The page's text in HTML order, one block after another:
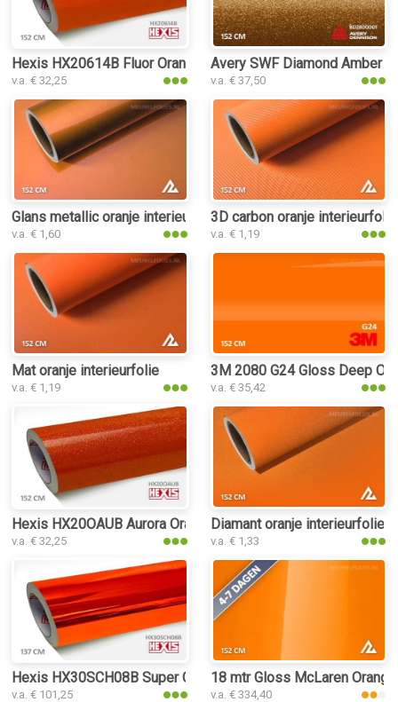
Hexis HX20614B Fluor Orange Gloss interieurfolie
v.a. € 32,25
Avery SWF Diamond Amber
v.a. € 37,50
Glans metallic oranje interieurfolie
v.a. € 1,60
3D carbon oranje interieurfolie
v.a. € 1,19
Mat oranje interieurfolie
v.a. € 1,19
3M 2080 G24 Gloss Deep
v.a. € 35,42
Hexis HX20OAUB Aurora Orange Gloss interieurfolie
v.a. € 32,25
Diamant oranje interieurfolie
v.a. € 1,33
Hexis HX30SCH08B Super Chrome Orange Gloss
v.a. € 101,25
18 mtr Gloss McLaren
v.a. € 334,40